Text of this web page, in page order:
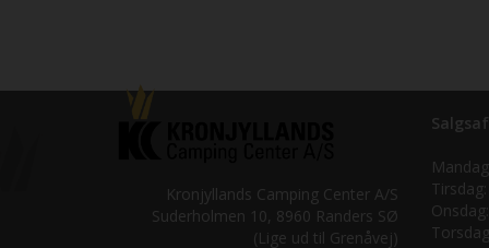
Kronjyllands Camping Center A/S
Suderholmen 10, 8960 Randers SØ
(Lige ud til Grenåvej)
Tirsdag:
Onsdag: